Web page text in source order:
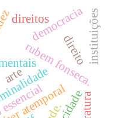
rubem fonseca.
democraciainstituições
direitos
direito
arte